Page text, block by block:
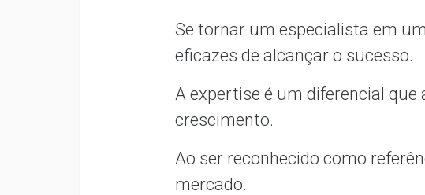
Se tornar um especialista em
eficazes de alcançar o sucesso.
A expertise é um diferencial
crescimento.
Ao ser reconhecido como
mercado.